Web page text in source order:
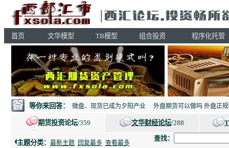
首页 文华模型 TB模型 组合投资 程序化托管
等你来回答： 微盘、现货已成为夕阳产业 外盘期货可以做吗 外盘正
期货投资论坛/359 文华财经论坛/288
主题分类： 最新主题 回复最多 查看最多
查找：